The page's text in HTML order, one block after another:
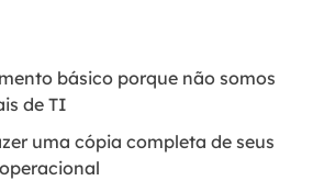
básico porque não somos
de TI
uma cópia completa de seus